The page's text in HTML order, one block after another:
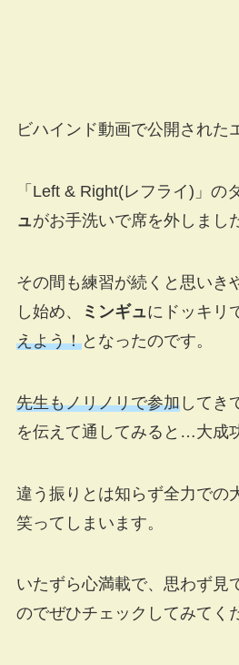
ビハインド動画で公開された
「Left & Right(レフライ)」の
ュがお手洗いで席を外しまし
その間も練習が続くと思いき
し始め、
ミンギュにドッキリ
えよう！となったのです。
先生もノリノリで参加してき
を伝えて通してみると…大成
違う振りとは知らず全力での
笑ってしまいます。
いたずら心満載で、思わず見
のでぜひチェックしてみてく